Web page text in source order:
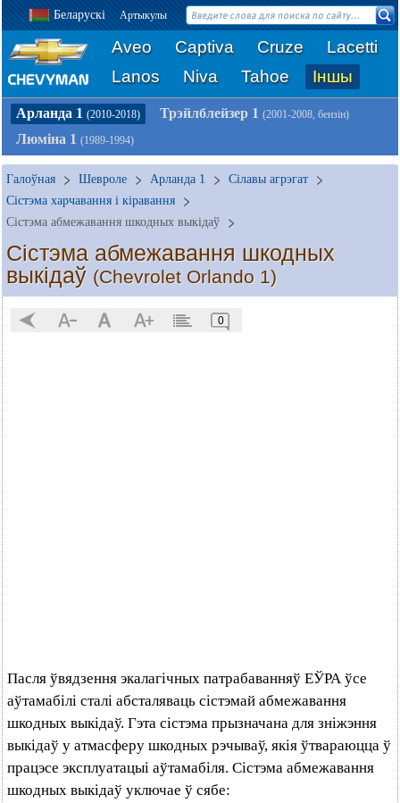
Беларускі Артыкулы
Aveo Captiva Cruze
Lacetti
Lanos
Niva Tahoe Іншы
Арланда 1 (2010-2018) Трэйлблейзер 1 (2001-2008, бензін)
Люміна 1 (1989-1994)
Галоўная Шевроле Арланда 1
Сілавы агрэгат
Сістэма харчавання і кіравання
Сістэма абмежавання шкодных выкідаў
Сістэма абмежавання шкодных
выкідаў (Chevrolet Orlando 1)
0
Пасля ўвядзення экалагічных патрабаванняў ЕЎРА ўсе
аўтамабілі сталі абсталяваць сістэмай абмежавання
шкодных выкідаў. Гэта сістэма прызначана для зніжэння
выкідаў у атмасферу шкодных рэчываў, якія ўтвараюцца ў
працэсе эксплуатацыі аўтамабіля. Сістэма абмежавання
шкодных выкідаў уключае ў сябе: